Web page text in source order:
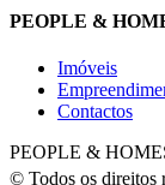
PEOPLE &
Imóveis
Contactos
PEOPLE &
© Todos os direitos